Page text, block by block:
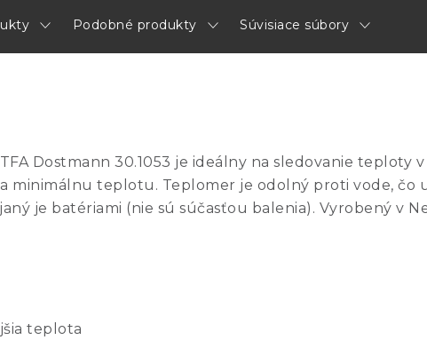
Podobné produkty Súvisiace súbory
Dostmann 30.1053 je ideálny na sledovanie teploty
minimálnu teplotu. Teplomer je odolný proti vode, čo
je batériami (nie sú súčasťou balenia). Vyrobený v
teplota